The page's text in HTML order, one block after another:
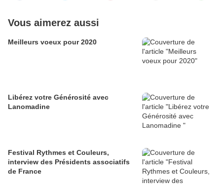
Vous aimerez aussi
Meilleurs voeux pour 2020
Libérez votre Générosité avec
Lanomadine
Festival Rythmes et Couleurs,
interview des Présidents associatifs
de France